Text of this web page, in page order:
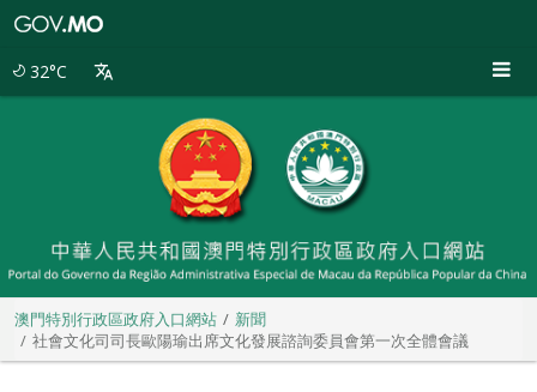
32°C
澳門特別行政區政府入口網站
新聞
社會文化司司長歐陽瑜出席文化發展諮詢委員會第一次全體會議